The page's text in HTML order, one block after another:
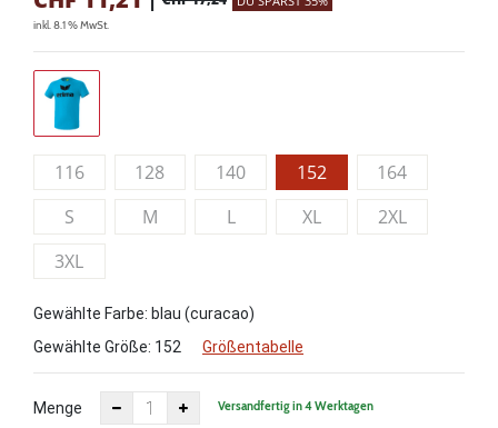
inkl. 8.1 % MwSt.
116 128 140 152
164
S
M L XL
2XL
3XL
Gewählte Farbe: blau (curacao)
Gewählte Größe: 152 Größentabelle
Menge Versandfertig in 4 Werktagen